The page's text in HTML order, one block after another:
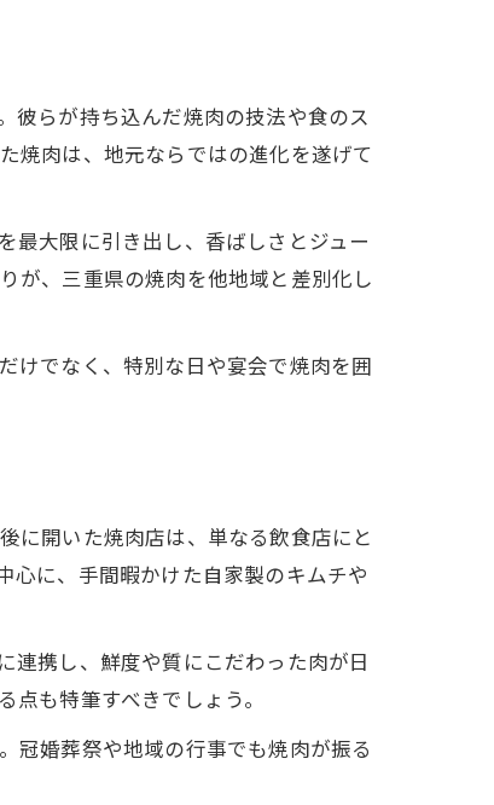
彼らが持ち込んだ焼肉の技法や食のス
焼肉は、地元ならではの進化を遂げて
最大限に引き出し、香ばしさとジュー
が、三重県の焼肉を他地域と差別化し
けでなく、特別な日や宴会で焼肉を囲
に開いた焼肉店は、単なる飲食店にと
心に、手間暇かけた自家製のキムチや
連携し、鮮度や質にこだわった肉が日
も特筆すべきでしょう。
冠婚葬祭や地域の行事でも焼肉が振る